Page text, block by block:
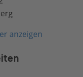
anzeigen